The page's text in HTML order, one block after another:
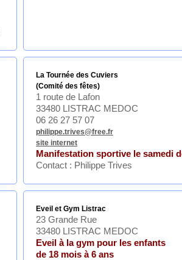
La Tournée des Cuviers
(Comité des fêtes)
1 route de Lafon
33480 LISTRAC MEDOC
06 26 27 57 07
philippe.trives@free.fr
site internet
Manifestation sportive le samedi
Contact : Philippe Trives
Eveil et Gym Listrac
23 Grande Rue
33480 LISTRAC MEDOC
Eveil à la gym pour les enfants
de 18 mois à 6 ans